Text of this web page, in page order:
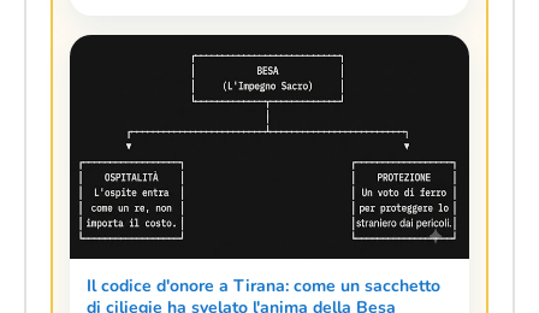
Il codice d'onore a Tirana: come un sacchetto
di ciliegie ha svelato l'anima della Besa